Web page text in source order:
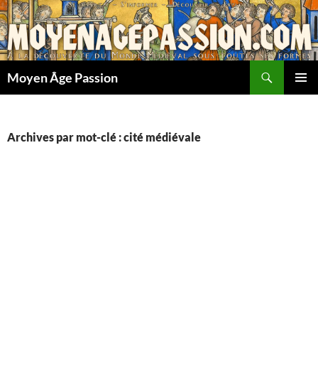
Aller
au
contenu
Moyen Âge Passion
Archives par mot-clé : cité médiévale